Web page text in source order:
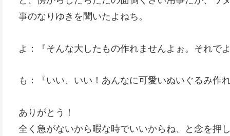
事のなりゆきを聞いたよねち。
よ：『そんな大したもの作れませんよぉ。それで
も：『いい、いい！あんなに可愛いぬいぐるみ作
ありがとう！
全く急がないから暇な時でいいからね、と念を押